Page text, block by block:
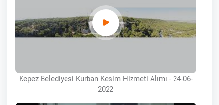
Kepez Belediyesi Kurban Kesim Hizmeti Alımı - 24-06-
2022